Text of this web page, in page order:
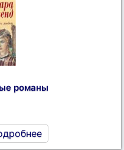
романы